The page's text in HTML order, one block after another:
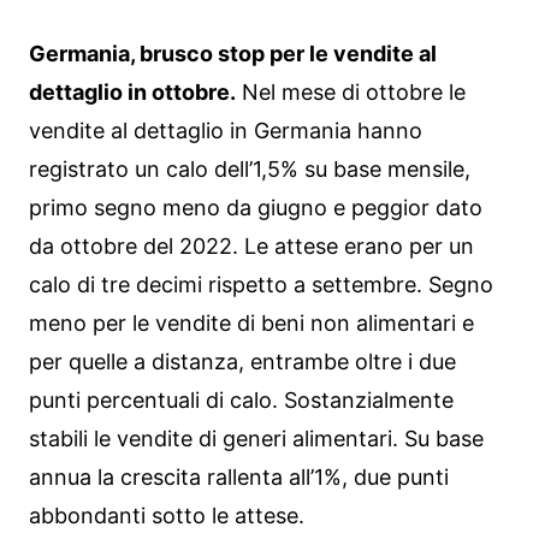
Germania, brusco stop per le vendite al
dettaglio in ottobre. Nel mese di ottobre le
vendite al dettaglio in Germania hanno
registrato un calo dell’1,5% su base mensile,
primo segno meno da giugno e peggior dato
da ottobre del 2022. Le attese erano per un
calo di tre decimi rispetto a settembre. Segno
meno per le vendite di beni non alimentari e
per quelle a distanza, entrambe oltre i due
punti percentuali di calo. Sostanzialmente
stabili le vendite di generi alimentari. Su base
annua la crescita rallenta all’1%, due punti
abbondanti sotto le attese.